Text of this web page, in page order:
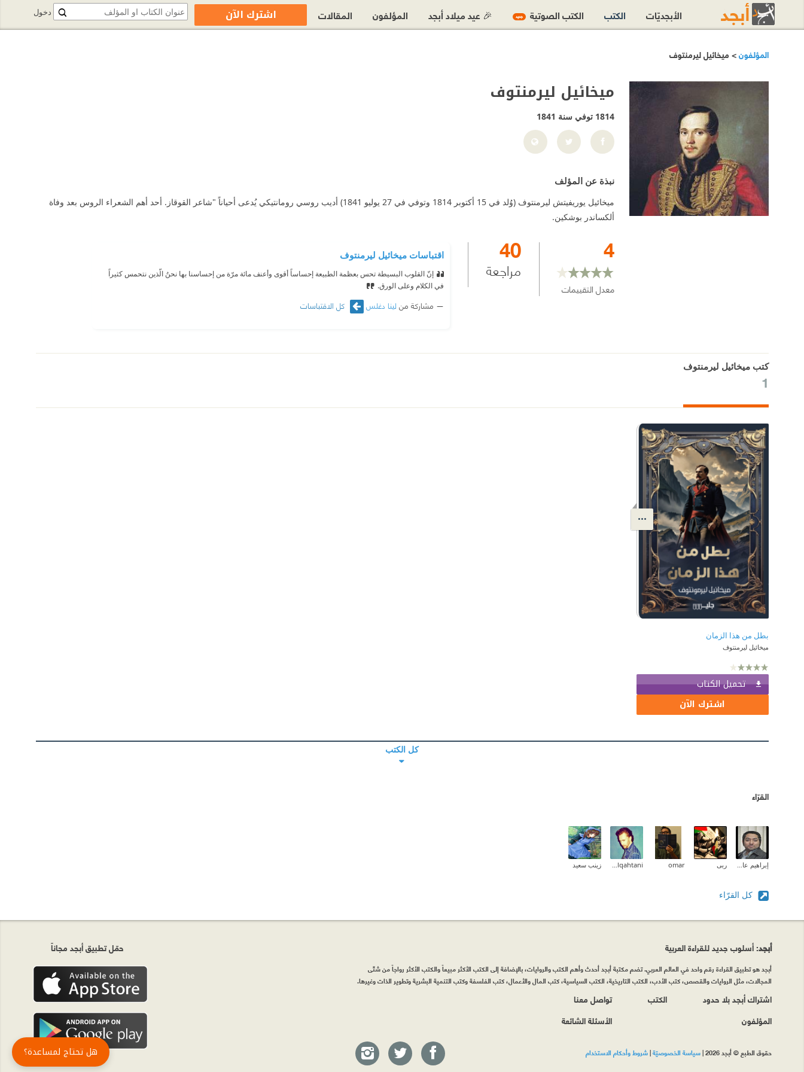
المؤلفون> ميخائيل ليرمنتوف
ميخائيل ليرمنتوف
1814 توفي سنة 1841
نبذة عن المؤلف
ميخائيل يوريفيتش ليرمنتوف (وُلد في 15 أكتوبر 1814 وتوفي في 27 يوليو 1841) أديب روسي رومانتيكي يُدعى أحياناً "شاعر القوقاز. أحد أهم الشعراء الروس بعد وفاة
ألكساندر بوشكين.
4
معدل التقييمات
40
مراجعة
اقتباسات ميخائيل ليرمنتوف
إنّ القلوب البسيطة تحس بعظمة الطبيعة إحساساً أقوى وأعنف مائة مرّة من إحساسنا بها نحنُ الّذين نتحمس كثيراً
في الكلام وعلى الورق.
مشاركة من لينا دغلس كل الاقتباسات
كتب ميخائيل ليرمنتوف
1
بطل من هذا الزمان
ميخائيل ليرمنتوف
تحميل الكتاب
اشترك الآن
كل الكتب
القرّاء
ربى omar زينب سعيد
كل القرّاء
دخول الأبجديّات الكتب الكتب الصوتية جديد 🎉 عيد ميلاد أبجد المؤلفون المقالات اشترك الآن
حمّل تطبيق أبجد مجاناً أبجد: أسلوب جديد للقراءة العربية
أبجد هو تطبيق القراءة رقم واحد في العالم العربي. تضم مكتبة أبجد أحدث وأهم الكتب والروايات، بالإضافة إلى الكتب الأكثر مبيعاً والكتب الأكثر رواجاً من شتّى
المجالات، مثل الروايات والقصص، كتب الأدب، الكتب التاريخية، الكتب السياسية، كتب المال والأعمال، كتب الفلسفة وكتب التنمية البشرية وتطوير الذات وغيرها.
اشتراك أبجد بلا حدود
المؤلفون
الكتب
تواصل معنا
الأسئلة الشائعة
حقوق الطبع © أبجد 2026 |سياسة الخصوصيّة|شروط وأحكام الاستخدام هل تحتاج لمساعدة؟